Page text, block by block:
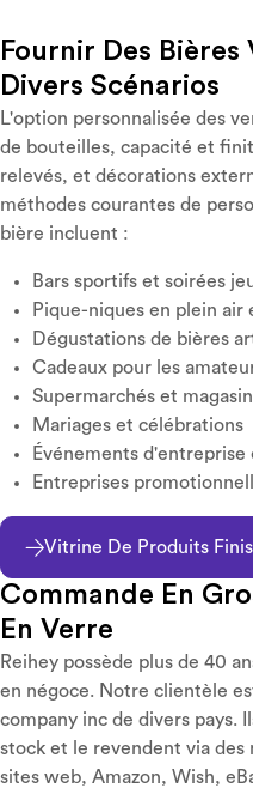
Fournir Des Bières
Divers Scénarios
L'option personnalisée des
de bouteilles, capacité et
relevés, et décorations
méthodes courantes de
bière incluent :
Bars sportifs et soirées
Pique-niques en plein air
Dégustations de bières
Cadeaux pour les
Supermarchés et
Mariages et célébrations
Événements
Entreprises
Vitrine De Produits Finis
Commande En
En Verre
Reihey possède plus de 40
en négoce. Notre clientèle
company inc de divers pays.
stock et le revendent via des
sites web, Amazon, Wish,